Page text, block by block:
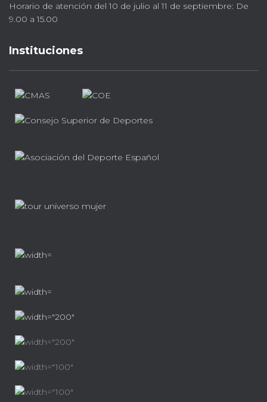
Horario de atención del 10 de julio al 11 de septiembre: De
9.00 a 15.00
Instituciones